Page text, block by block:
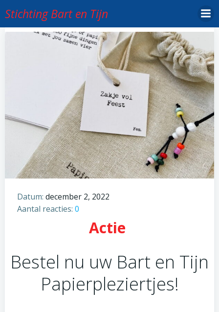
de
inhoud
Stichting Bart en Tijn
Datum: december 2, 2022
Aantal reacties: 0
Actie
Bestel nu uw Bart en Tijn
Papierpleziertjes!